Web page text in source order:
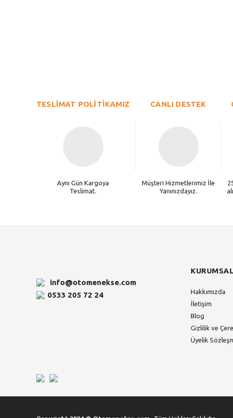
Ürün açıklamasında eksik bilgiler bulunuyor.
TESLİMAT POLİTİKAMIZ
Aynı Gün Kargoya
Teslimat.
CANLI DESTEK
Müşteri Hizmetlerimiz İle
Yanınızdayız.
info@otomenekse.com
0533 205 72 24
KURUMSAL
Hakkımızda
İletişim
Blog
Gizlilik ve
Üyelik